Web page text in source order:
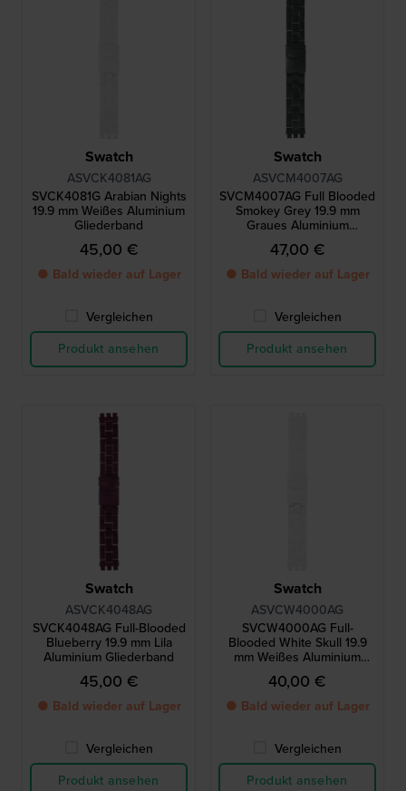
Swatch
ASVCK4081AG
SVCK4081G Arabian Nights
19.9 mm Weißes Aluminium
Gliederband
45,00 €
● Bald wieder auf Lager
Vergleichen
Produkt ansehen
Swatch
ASVCM4007AG
SVCM4007AG Full Blooded
Smokey Grey 19.9 mm
Graues Aluminium
Gliederband
47,00 €
● Bald wieder auf Lager
Vergleichen
Produkt ansehen
Swatch
ASVCK4048AG
SVCK4048AG Full-Blooded
Blueberry 19.9 mm Lila
Aluminium Gliederband
45,00 €
● Bald wieder auf Lager
Vergleichen
Produkt ansehen
Swatch
ASVCW4000AG
SVCW4000AG Full-
Blooded White Skull 19.9
mm Weißes Aluminium
Gliederband
40,00 €
● Bald wieder auf Lager
Vergleichen
Produkt ansehen